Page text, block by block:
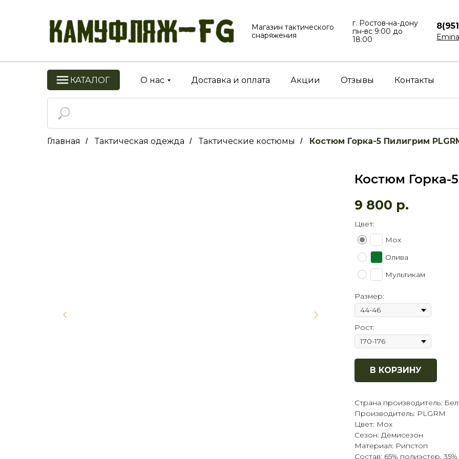
Магазин тактического
снаряжения
г. Ростов-на-дону
пн-вс⁠ 9:00 до
18:00
КАТАЛОГ О нас Доставка и оплата Акции Отзывы Контакты
Главная / Тактическая одежда / Тактические костюмы / Костюм Горка-5 Пилигрим
Костюм Горка-
9 800 р.
Цвет:
Мох
Олива
Мультикам
Размер:
Рост:
В КОРЗИНУ
Страна производитель:
Производитель: PLGRM
Цвет: Мох
Сезон: Демисезон
Материал: Рипстоп
Состав: 65% полиэстер,